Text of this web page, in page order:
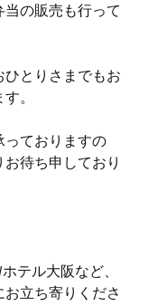
の販売も行って
とりさまでもお
。
っておりますの
待ち申しており
テル大阪など、
立ち寄りくださ